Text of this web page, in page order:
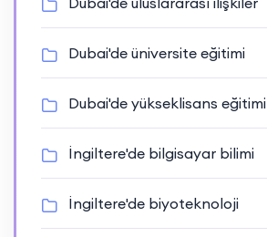
Dubai'de üniversite eğitimi
Dubai'de yükseklisans eğitimi
İngiltere'de bilgisayar bilimi
İngiltere'de biyoteknoloji